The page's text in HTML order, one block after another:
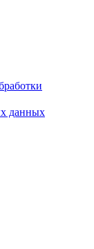
данных